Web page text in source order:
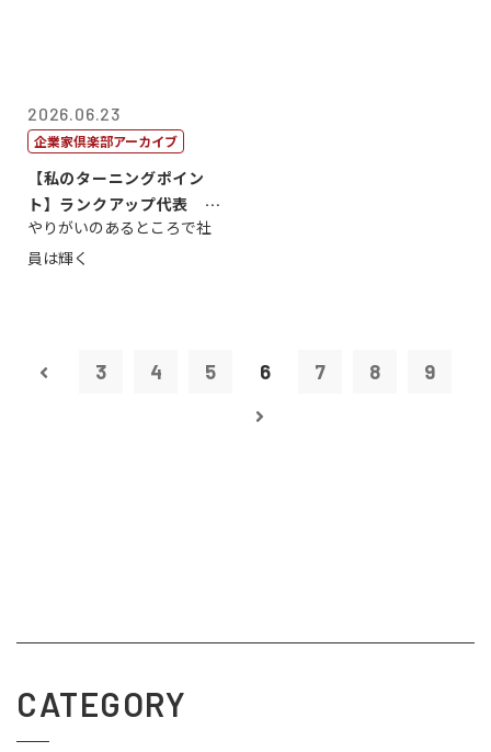
2026.06.23
企業家倶楽部アーカイブ
【私のターニングポイン
ト】ランクアップ代表 岩
崎裕美子
やりがいのあるところで社
員は輝く
3 4 5 6 7 8 9
CATEGORY